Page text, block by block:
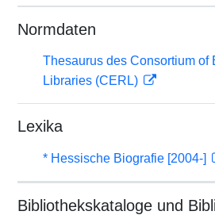
Normdaten
Thesaurus des Consortium of
Libraries (CERL)
Lexika
* Hessische Biografie [2004-]
Bibliothekskataloge und